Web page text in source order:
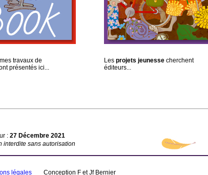
travaux de
présentés ici...
Les projets jeunesse cherchent
éditeurs...
: 27 Décembre 2021
interdite sans autorisation
légales Conception F et Jf Bernier